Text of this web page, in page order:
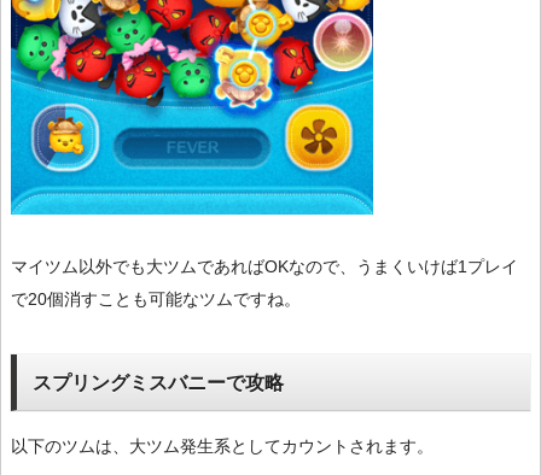
マイツム以外でも大ツムであればOKなので、うまくいけば1プレイ
で20個消すことも可能なツムですね。
スプリングミスバニーで攻略
以下のツムは、大ツム発生系としてカウントされます。